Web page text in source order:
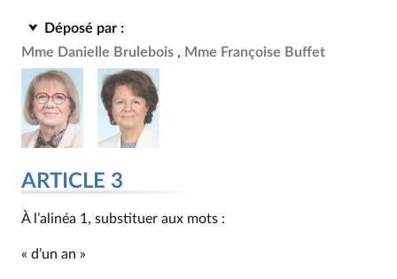
Déposé par :
Mme Danielle Brulebois
Mme Françoise Buffet
ARTICLE 3
À l’alinéa 1, substituer aux mots :
« d’un an »